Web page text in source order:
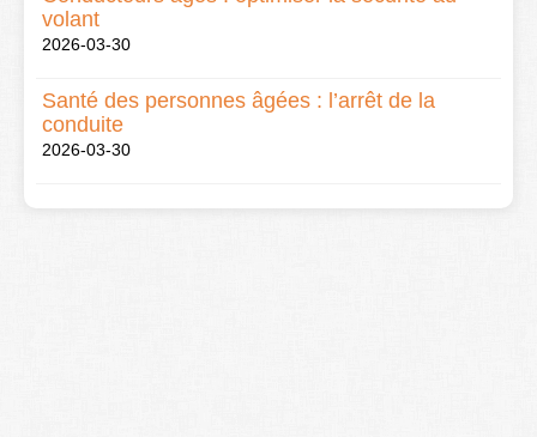
volant
2026-03-30
Santé des personnes âgées : l’arrêt de la
conduite
2026-03-30